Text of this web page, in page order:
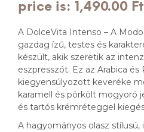
price is: 1,490.00
A DolceVita Intenso – A
gazdag ízű, testes és
készült, akik szeretik az
eszpresszót. Ez az Arabica
kiegyensúlyozott keveréke
karamell és pörkölt mogyoró
és tartós krémréteggel
A hagyományos olasz